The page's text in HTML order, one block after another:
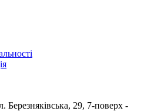
29, 7-поверх -